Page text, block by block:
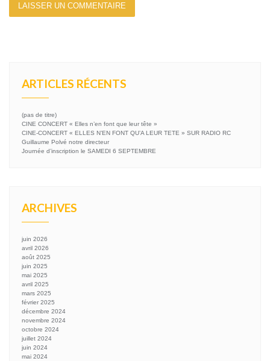
ARTICLES RÉCENTS
(pas de titre)
CINE CONCERT « Elles n’en font que leur tête »
CINE-CONCERT « ELLES N’EN FONT QU’A LEUR TETE » SUR RADIO RC
Guillaume Polvé notre directeur
Journée d’inscription le SAMEDI 6 SEPTEMBRE
ARCHIVES
juin 2026
avril 2026
août 2025
juin 2025
mai 2025
avril 2025
mars 2025
février 2025
décembre 2024
novembre 2024
octobre 2024
juillet 2024
juin 2024
mai 2024